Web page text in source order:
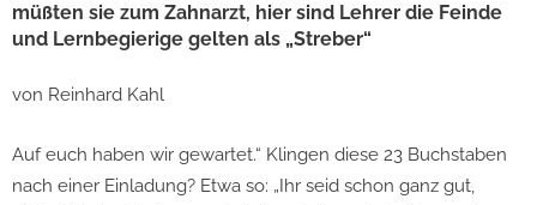
müßten sie zum Zahnarzt, hier sind Lehrer die Feinde
und Lernbegierige gelten als „Streber“
von Reinhard Kahl
Auf euch haben wir gewartet.“ Klingen diese 23 Buchstaben
nach einer Einladung? Etwa so: „Ihr seid schon ganz gut,